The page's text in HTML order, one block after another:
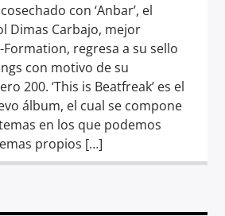
con ‘Anbar’, el
Dimas Carbajo, mejor
regresa a su sello
con motivo de su
200. ‘This is Beatfreak’ es el
álbum, el cual se compone
en los que podemos
propios […]